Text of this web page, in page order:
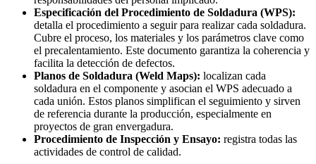
Especificación del Procedimiento de Soldadura (WPS):
detalla el procedimiento a seguir para realizar cada soldadura.
Cubre el proceso, los materiales y los parámetros clave como
el precalentamiento. Este documento garantiza la coherencia y
facilita la detección de defectos.
Planos de Soldadura (Weld Maps): localizan cada
soldadura en el componente y asocian el WPS adecuado a
cada unión. Estos planos simplifican el seguimiento y sirven
de referencia durante la producción, especialmente en
proyectos de gran envergadura.
Procedimiento de Inspección y Ensayo: registra todas las
actividades de control de calidad.